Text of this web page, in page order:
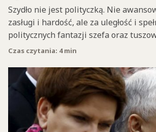
Szydło nie jest polityczką. Nie
zasługi i hardość, ale za uległość i
politycznych fantazji szefa oraz
Czas czytania: 4 min